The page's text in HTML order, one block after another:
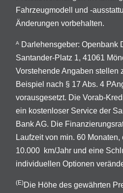
Fahrzeugmodell und -
Änderungen vorbehalten.
A
Darlehensgeber: Openbank
Santander-Platz 1, 41061
Vorstehende Angaben stellen
Beispiel nach § 17 Abs. 4
vorausgesetzt. Die Vorab-
ein kostenloser Service der
Bank AG. Die
Laufzeit von min. 60
10.000 km/Jahr und eine
individuellen Optionen
(E)Die Höhe des gewährten